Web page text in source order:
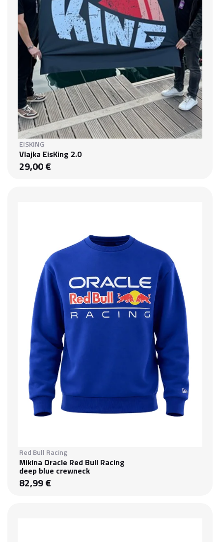
EISKING
Vlajka EisKing 2.0
29,00 €
Red Bull Racing
Mikina Oracle Red Bull Racing
deep blue crewneck
82,99 €